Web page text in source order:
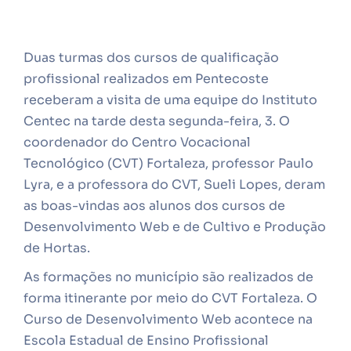
Duas turmas dos cursos de qualificação
profissional realizados em Pentecoste
receberam a visita de uma equipe do Instituto
Centec na tarde desta segunda-feira, 3. O
coordenador do Centro Vocacional
Tecnológico (CVT) Fortaleza, professor Paulo
Lyra, e a professora do CVT, Sueli Lopes, deram
as boas-vindas aos alunos dos cursos de
Desenvolvimento Web e de Cultivo e Produção
de Hortas.
As formações no município são realizados de
forma itinerante por meio do CVT Fortaleza. O
Curso de Desenvolvimento Web acontece na
Escola Estadual de Ensino Profissional